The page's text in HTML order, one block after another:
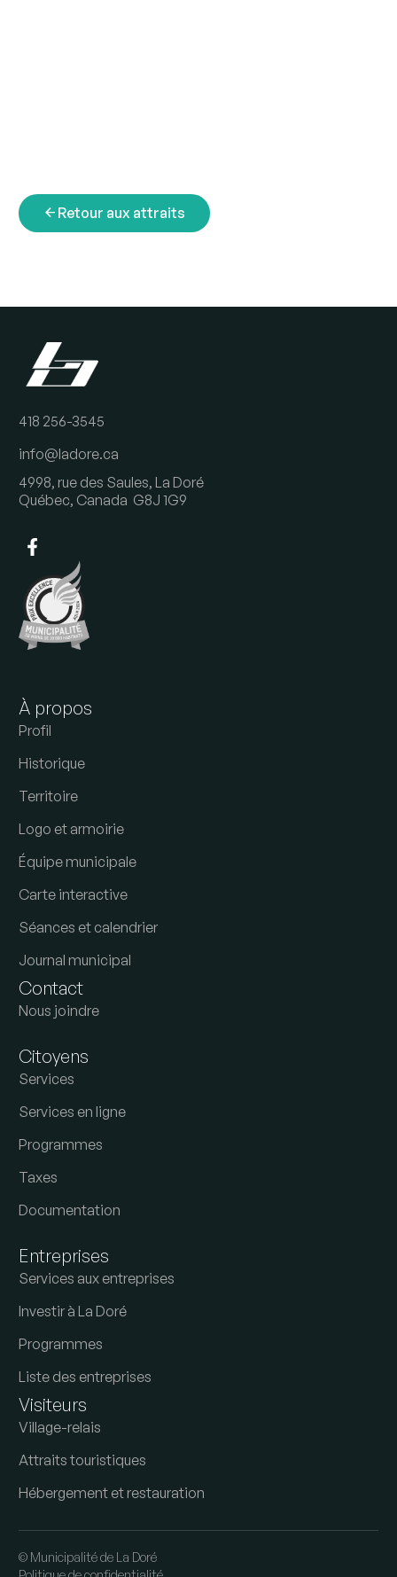
arrow_back Retour aux attraits
418 256-3545
info@ladore.ca
4998, rue des Saules, La Doré
Québec, Canada G8J 1G9
À propos
Profil
Historique
Territoire
Logo et armoirie
Équipe municipale
Carte interactive
Séances et calendrier
Journal municipal
Contact
Nous joindre
Citoyens
Services
Services en ligne
Programmes
Taxes
Documentation
Entreprises
Services aux entreprises
Investir à La Doré
Programmes
Liste des entreprises
Visiteurs
Village-relais
Attraits touristiques
Hébergement et restauration
© Municipalité de La Doré